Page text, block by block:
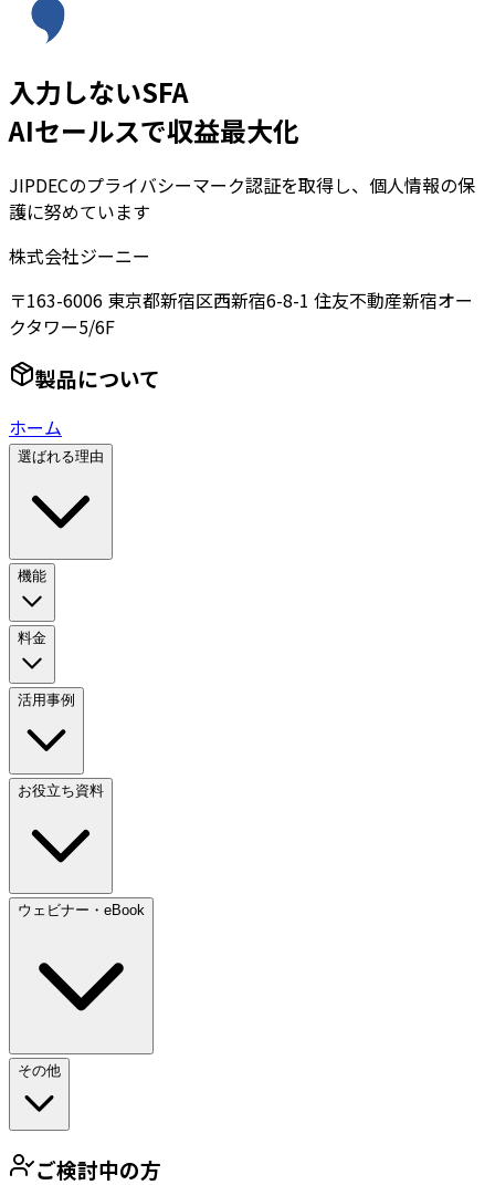
入力しないSFA
AIセールスで収益最大化
JIPDECのプライバシーマーク認証を取得し、個人情報の保
護に努めています
株式会社ジーニー
〒163-6006 東京都新宿区西新宿6-8-1 住友不動産新宿オー
クタワー5/6F
製品について
ホーム
選ばれる理由
機能
料金
活用事例
お役立ち資料
ウェビナー・eBook
その他
ご検討中の方